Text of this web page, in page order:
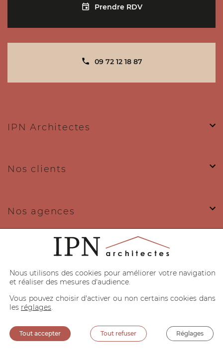
Prendre RDV
09 72 12 18 87
IPN Architectes
Nos clients
Nos agences
Nos expertises
Site web réalisé par Punchify.Me&Myx : UX/UI designer
Prendre RDV 09 72 12 18 87
Nous utilisons des cookies pour améliorer votre navigation
et réaliser des mesures d'audience.
Vous pouvez choisir d'activer ou non certains cookies dans
les réglages.
Tout accepter Tout refuser Réglages